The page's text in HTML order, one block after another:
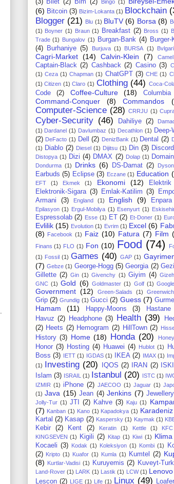
(3)
Bilet (2) Bim (2) Bingo (1)
(6) Bitcoin (3) Bizim-Lokanta (1) Blockchain
Blogger (21) Blu (1) BluTV (6) Borsa (8)
(1) Boyner (1) Braun (1) Breakfast (2) Bross (1)
Trade (1) Bungalov (1) Burgan-Bank (4) Burger-
(4)
Burhaniye (5) Burjuva (1) BURSA (1) Bvlgari
Cagri-Market (14) Calvin-Klein (7) Camel
Captain-Black (2) Cashback (2) Casino (3)
(1) Ceza (1) Chapman (1) ChatGPT (3) CHE (1)
(1) Citizen (1) Claro (1) Clothing (44) Coca-
Code (2) Coffee-Culture (18) Columbia
Command-Conquer (8) Commandos
Computer-Science (28) CRRJU (1)
Cyber-Security (46) Dahiliye (2)
(1) Dardanel (1) Davlumbaz (1) Decathlon (1) Deep-
(2) DeFacto (1) Dell (2) DenizBank (1) Dental (2)
(1) Diablo (2) Diesel (1) Dijitsu (1) Din (3) Discord
Distopya (1) Dizi (4) DMAX (2) Dolap (1) Domain
Dondurma (1) Drinks (6) DS-Damat (2) Dyson
Earbuds (5) Eclipse (3) Eczane (1) Education
EFT (1) Ekmek (1) Ekonomi (12) Elektrik
Elektronik-Sigara (3) Emlak-Katilim (3)
Armani
(3) England (1) English (9) Enpara
Epilasyon (1) Ergul-Mobilya (1) Esenyurt (1)
Espressolab (2) Esse (1) ET (2) Et-Doner (1)
Evlilik (15) Evolution (1) Evrim (1) Excel (6)
(8) Facebook (1) Faiz (10) Fatura (7) Film
Finans (1) FLO (1) Fon (10) Food (74)
(1) Fossil (1) Games (40) GAP (1)
(7) Gebze (1) George-Hogg (5) Georgia (2) Gezi
Gillette (2) Gin (1) Givenchy (1) Giyim (4) Gizeh
GNC (1) Gold (6) Goldmaster (1) Golf (1) Google
Government (12) Green-Salads (1) Greenwich
Grip (2) Grundig (1) Gucci (2) Guess (7) Gurme
Hamam (11) Happy-Moons (3) Hastane
Havuz (2) Headphone (3) Health (39)
(2) Heets (2) Hemogram (2) HillTown (2)
History (3) Home (18) Honda (20) Honey
Honor (3) Hosting (4) Huawei (4) Hublot (1)
Boss (3) IETT (1) IGDAS (1) IKEA (2) IMAX (1)
(1) Investing (20) IQOS (2) IRAN (2) ISKI
Islam (3) ISRAIL (1) Istanbul (20) ISTC (1)
IZMIR (1) iPhone (2) JAECOO (1) Jaguar (1)
(1) Java (15) Jean (4) Jenkins (7) Jewellery
Jolly-Tur (1) JTI (2) Kahve (3) Kaju (1)
(7) Kanban (1) Kano (1) Kapadokya (1) Karadeniz
Kartal (2) Kasap (2) Kaspersky (1) Kaymak (1)
Kebir (2) Kent (2) Keratin (1) Kettle (1) KFC
KINGSEVEN (1) Kigili (2) Kitap (1) Kiwi (1) Klima
Kocaeli (3) Kodak (1) Koleksiyon (1) Kombi (1)
(2) Kripto (1) Kuafor (1) Kumla (1) Kumtel (2)
(8) Kurtlar-Vadisi (1) Kuruyemis (2) Kuveyt-Turk
Land-Rover (1) LARK (1) Lastik (1) LCW (1) Lenovo
Lescon (2) LIGE (1) Life (1) Linux (49) Loafer